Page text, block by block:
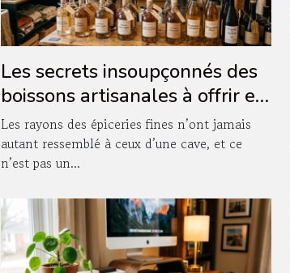
Les secrets insoupçonnés des
boissons artisanales à offrir en
boutique
Les rayons des épiceries fines n’ont jamais
autant ressemblé à ceux d’une cave, et ce
n’est pas un...